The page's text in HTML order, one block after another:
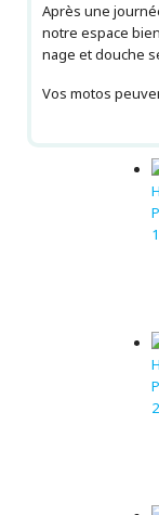
Après une
notre espace
nage et douche
Vos motos